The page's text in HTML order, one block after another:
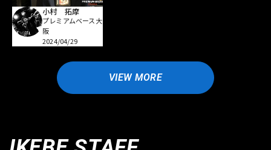
小村 拓摩
プレミアムベース大
阪
2024/04/29
VIEW MORE